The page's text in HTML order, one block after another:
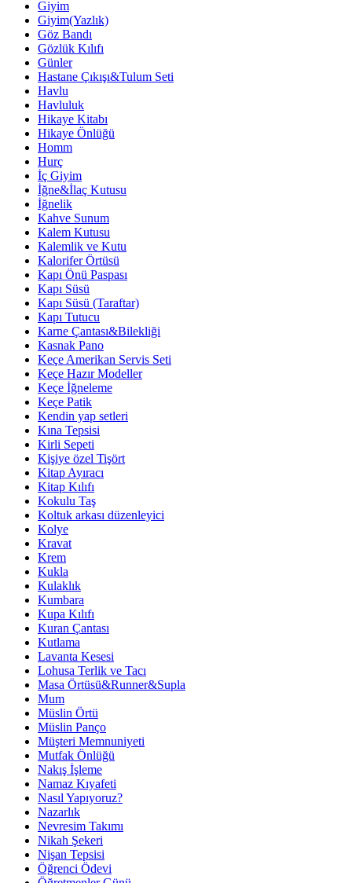
Giyim
Giyim(Yazlık)
Göz Bandı
Gözlük Kılıfı
Günler
Hastane Çıkışı&Tulum Seti
Havlu
Havluluk
Hikaye Kitabı
Hikaye Önlüğü
Homm
Hurç
İç Giyim
İğne&İlaç Kutusu
İğnelik
Kahve Sunum
Kalem Kutusu
Kalemlik ve Kutu
Kalorifer Örtüsü
Kapı Önü Paspası
Kapı Süsü
Kapı Süsü (Taraftar)
Kapı Tutucu
Karne Çantası&Bilekliği
Kasnak Pano
Keçe Amerikan Servis Seti
Keçe Hazır Modeller
Keçe İğneleme
Keçe Patik
Kendin yap setleri
Kına Tepsisi
Kirli Sepeti
Kişiye özel Tişört
Kitap Ayıracı
Kitap Kılıfı
Kokulu Taş
Koltuk arkası düzenleyici
Kolye
Kravat
Krem
Kukla
Kulaklık
Kumbara
Kupa Kılıfı
Kuran Çantası
Kutlama
Lavanta Kesesi
Lohusa Terlik ve Tacı
Masa Örtüsü&Runner&Supla
Mum
Müslin Örtü
Müslin Panço
Müşteri Memnuniyeti
Mutfak Önlüğü
Nakış İşleme
Namaz Kıyafeti
Nasıl Yapıyoruz?
Nazarlık
Nevresim Takımı
Nikah Şekeri
Nişan Tepsisi
Öğrenci Ödevi